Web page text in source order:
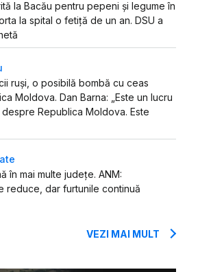
la Bacău pentru pepeni și legume în
la spital o fetiță de un an. DSU a
ruși, o posibilă bombă cu ceas
Moldova. Dan Barna: „Este un lucru
Republica Moldova. Este
în mai multe județe. ANM:
reduce, dar furtunile continuă
VEZI MAI MULT